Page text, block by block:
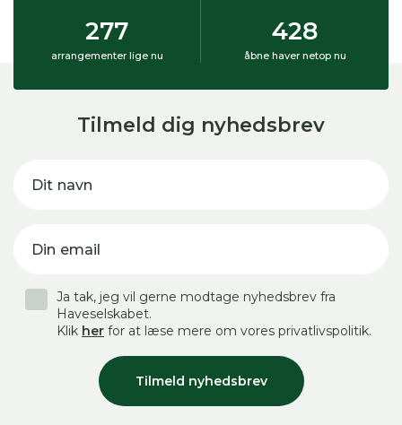
277
arrangementer lige nu
428
åbne haver netop nu
Tilmeld dig nyhedsbrev
Dit navn
Din email
Tilmeld nyhedsbrev
Ja tak, jeg vil gerne modtage nyhedsbrev fra
Haveselskabet.
Klik her for at læse mere om vores privatlivspolitik.